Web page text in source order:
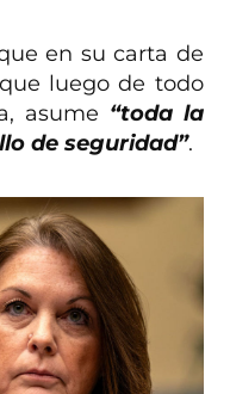
en su carta de
luego de todo
asume “toda la
de seguridad”.